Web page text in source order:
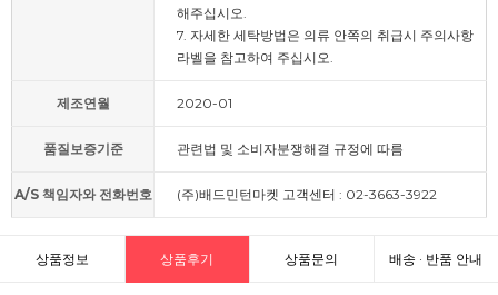
해주십시오.
7. 자세한 세탁방법은 의류 안쪽의 취급시 주의사항
라벨을 참고하여 주십시오.
제조연월 2020-01
품질보증기준 관련법 및 소비자분쟁해결 규정에 따름
A/S 책임자와 전화번호 (주)배드민턴마켓 고객센터 : 02-3663-3922
상품정보 상품후기 상품문의 배송 · 반품 안내